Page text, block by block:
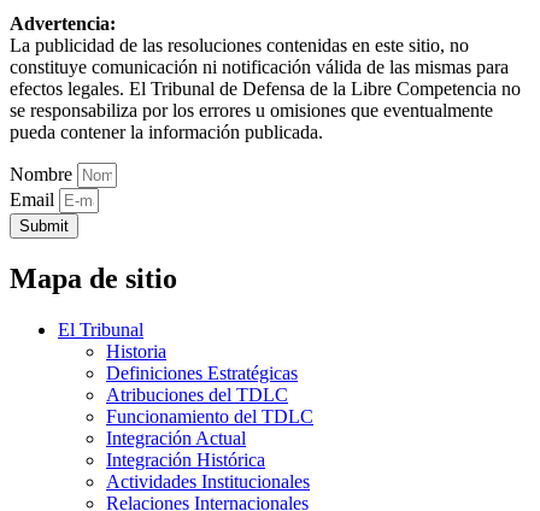
Advertencia:
La publicidad de las resoluciones contenidas en este sitio, no
constituye comunicación ni notificación válida de las mismas para
efectos legales. El Tribunal de Defensa de la Libre Competencia no
se responsabiliza por los errores u omisiones que eventualmente
pueda contener la información publicada.
Nombre
Email
Submit
Mapa de sitio
El Tribunal
Historia
Definiciones Estratégicas
Atribuciones del TDLC
Funcionamiento del TDLC
Integración Actual
Integración Histórica
Actividades Institucionales
Relaciones Internacionales